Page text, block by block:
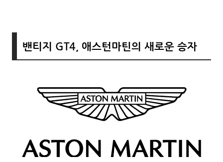
밴티지 GT4, 애스턴마틴의 새로운 승자